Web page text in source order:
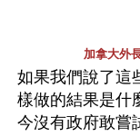
加拿大外
如果我們說了這
樣做的結果是什
今沒有政府敢嘗